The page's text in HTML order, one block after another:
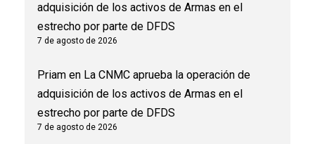
adquisición de los activos de Armas en el
estrecho por parte de DFDS
7 de agosto de 2026
Priam en La CNMC aprueba la operación de
adquisición de los activos de Armas en el
estrecho por parte de DFDS
7 de agosto de 2026